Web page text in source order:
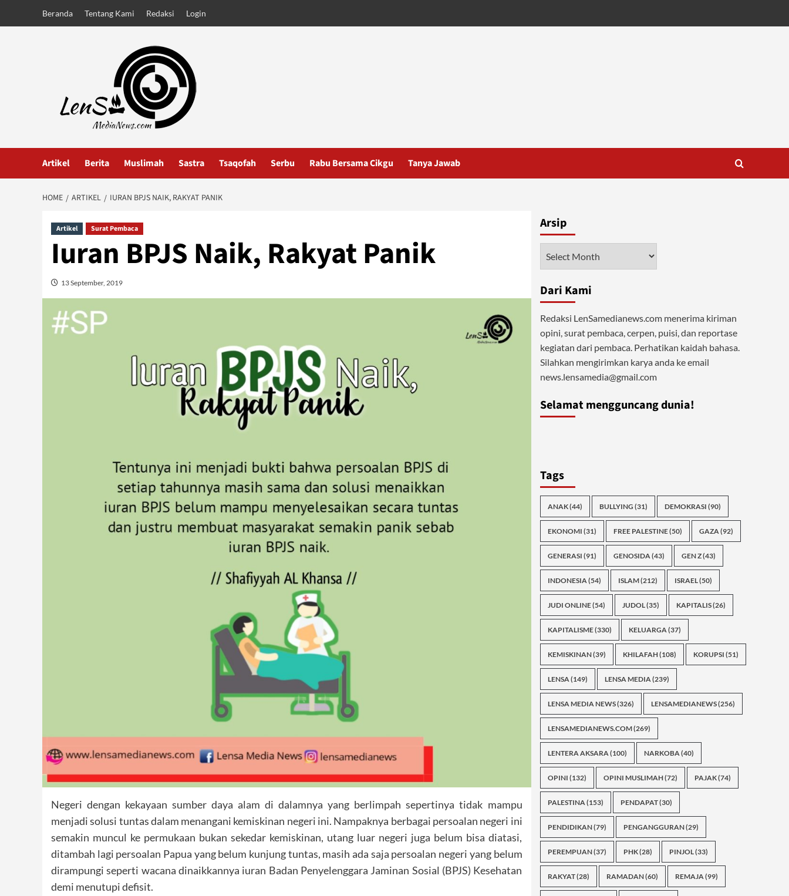
Beranda Tentang Kami Redaksi Login
Artikel Berita Muslimah Sastra Tsaqofah Serbu Rabu Bersama Cikgu Tanya Jawab
HOME ARTIKEL IURAN BPJS NAIK, RAKYAT PANIK
Artikel Surat Pembaca
Iuran BPJS Naik, Rakyat Panik
13 September, 2019
Negeri dengan kekayaan sumber daya alam di dalamnya yang berlimpah sepertinya tidak mampu
menjadi solusi tuntas dalam menangani kemiskinan negeri ini. Nampaknya berbagai persoalan negeri ini
semakin muncul ke permukaan bukan sekedar kemiskinan, utang luar negeri juga belum bisa diatasi,
ditambah lagi persoalan Papua yang belum kunjung tuntas, masih ada saja persoalan negeri yang belum
dirampungi seperti wacana dinaikkannya iuran Badan Penyelenggara Jaminan Sosial (BPJS) Kesehatan
demi menutupi defisit.
Arsip
Dari Kami
Redaksi LenSamedianews.com menerima kiriman
opini, surat pembaca, cerpen, puisi, dan reportase
kegiatan dari pembaca. Perhatikan kaidah bahasa.
Silahkan mengirimkan karya anda ke email
news.lensamedia@gmail.com
Selamat mengguncang dunia!
Tags
ANAK(44) BULLYING (31) DEMOKRASI (90)
EKONOMI (31) FREE PALESTINE(50) GAZA(92)
GENERASI (91) GENOSIDA(43) GEN Z(43)
INDONESIA(54) ISLAM(212) ISRAEL(50)
JUDI ONLINE(54) JUDOL(35) KAPITALIS(26)
KAPITALISME(330) KELUARGA(37)
KEMISKINAN(39) KHILAFAH(108) KORUPSI (51)
LENSA(149) LENSA MEDIA(239)
LENSA MEDIA NEWS(326) LENSAMEDIANEWS(256)
LENSAMEDIANEWS.COM(269)
LENTERA AKSARA(100) NARKOBA(40)
OPINI (132) OPINI MUSLIMAH(72) PAJAK(74)
PALESTINA(153) PENDAPAT(30)
PENDIDIKAN(79) PENGANGGURAN(29)
PEREMPUAN(37) PHK(28) PINJOL(33)
RAKYAT(28) RAMADAN(60) REMAJA(99)